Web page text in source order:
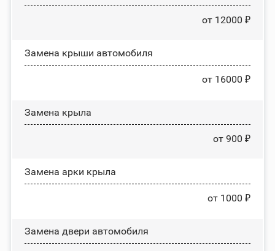
от 12000 ₽
Замена крыши автомобиля
от 16000 ₽
Замена крыла
от 900 ₽
Замена арки крыла
от 1000 ₽
Замена двери автомобиля